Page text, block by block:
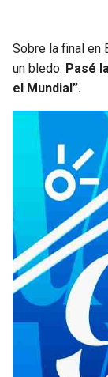
Sobre la final en
un bledo. Pasé
el Mundial”.